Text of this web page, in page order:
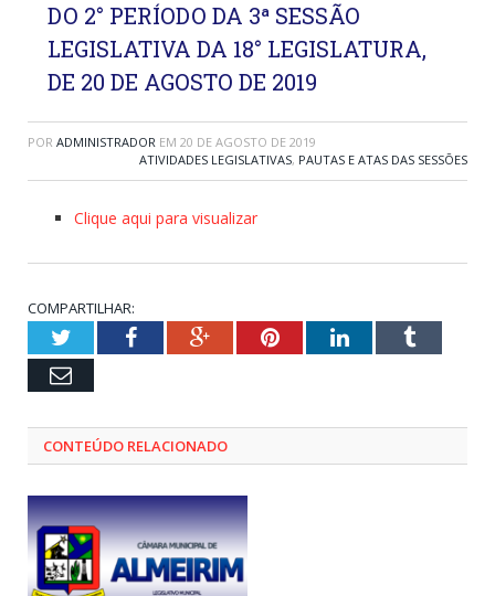
DO 2° PERÍODO DA 3ª SESSÃO
LEGISLATIVA DA 18° LEGISLATURA,
DE 20 DE AGOSTO DE 2019
POR ADMINISTRADOR EM 20 DE AGOSTO DE 2019
ATIVIDADES LEGISLATIVAS, PAUTAS E ATAS DAS SESSÕES
Clique aqui para visualizar
COMPARTILHAR:
TwitterFacebookGoogle+PinterestLinkedInTumblr
Email
CONTEÚDO RELACIONADO